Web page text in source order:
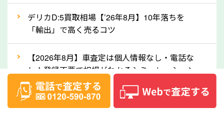
に「買取実績」で確認できます。
⑤車内の簡単な清掃で買取価格アップも！
しばらく乗っていない車は、車内のシートや座席の下
が汚れていることも多いです。シミや汚れが付着して
いると、買取査定時に影響する可能性も考えられま
す。車内の汚れは簡単な清掃だけで取り除けることも
デリカD:5買取相場【’26年8月】10年落ちを
「輸出」で高く売るコツ
【2026年8月】車査定は個人情報なし・電話な
し！登録不要で相場がわかるシミュレーション
ベンツ買取相場【’26年8月】リセールランキン
グ！モデル別査定額と輸出で高く売る秘訣